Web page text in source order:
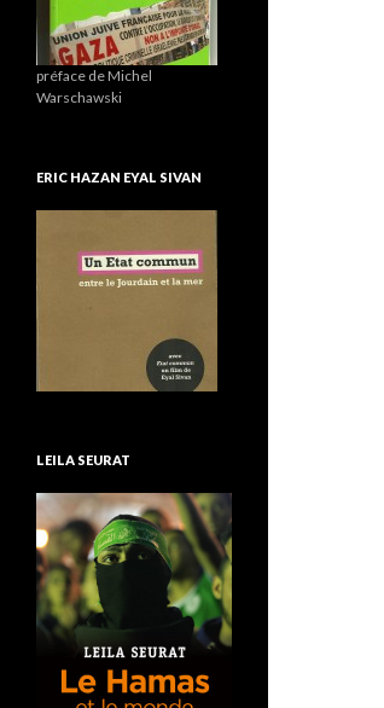
préface de Michel
Warschawski
ERIC HAZAN EYAL SIVAN
LEILA SEURAT